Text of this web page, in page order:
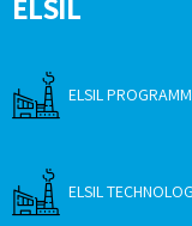
ELSIL
ELSIL